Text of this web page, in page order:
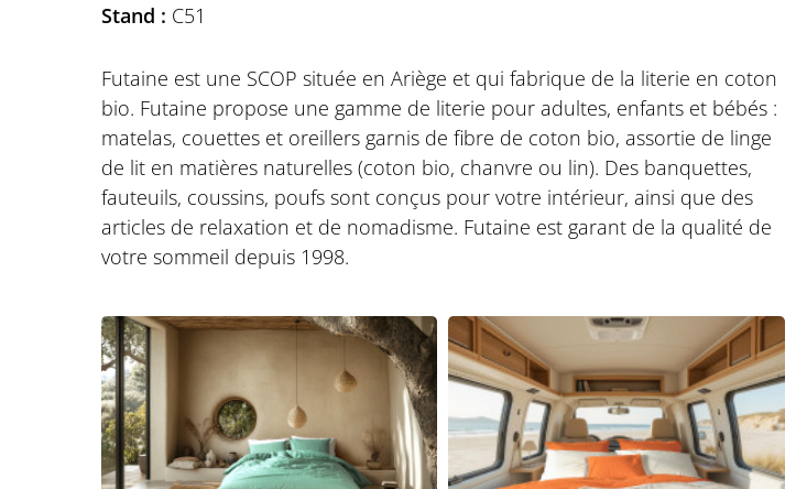
Stand : C51
Futaine est une SCOP située en Ariège et qui fabrique de la literie en coton
bio. Futaine propose une gamme de literie pour adultes, enfants et bébés :
matelas, couettes et oreillers garnis de fibre de coton bio, assortie de linge
de lit en matières naturelles (coton bio, chanvre ou lin). Des banquettes,
fauteuils, coussins, poufs sont conçus pour votre intérieur, ainsi que des
articles de relaxation et de nomadisme. Futaine est garant de la qualité de
votre sommeil depuis 1998.